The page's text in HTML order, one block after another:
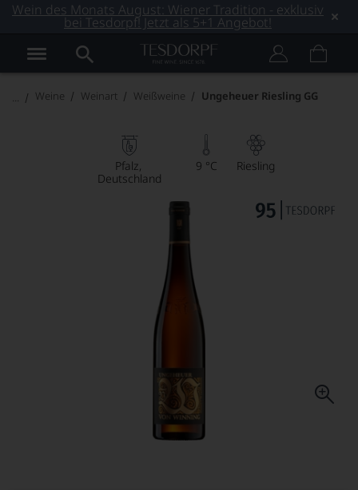
Wein des Monats August: Wiener Tradition - exklusiv
bei Tesdorpf! Jetzt als 5+1 Angebot!
Weine Weinart Weißweine Ungeheuer Riesling GG
Pfalz
Deutschland
9 °C Riesling